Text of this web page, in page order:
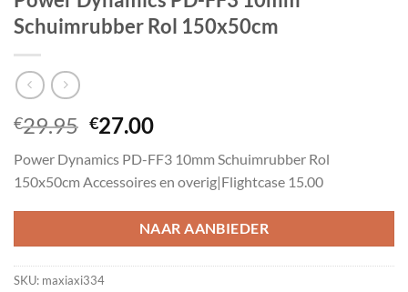
Schuimrubber Rol 150x50cm
€29.95 Oorspronkelijke
was:
€29.95.
€27.00Huidige
is:
€27.00.
Power Dynamics PD-FF3 10mm Schuimrubber Rol
150x50cm Accessoires en overig|Flightcase 15.00
NAAR AANBIEDER
SKU: maxiaxi334